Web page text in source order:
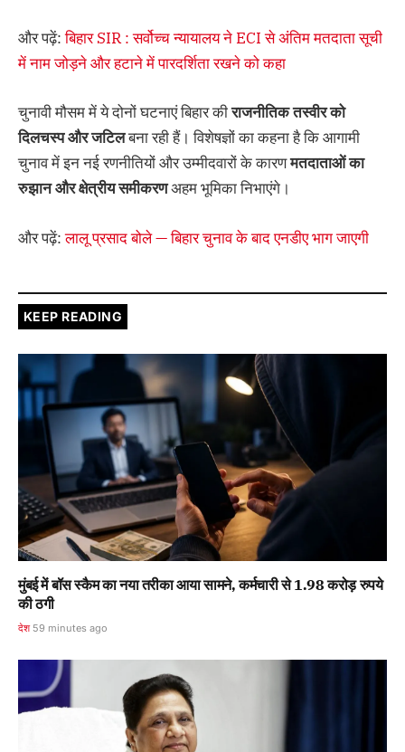
और पढ़ें:बिहार SIR : सर्वोच्च न्यायालय ने ECI से अंतिम मतदाता सूची
में नाम जोड़ने और हटाने में पारदर्शिता रखने को कहा
चुनावी मौसम में ये दोनों घटनाएं बिहार कीराजनीतिकतस्वीरको
दिलचस्पऔरजटिलबना रही हैं। विशेषज्ञों का कहना है कि आगामी
चुनाव में इन नई रणनीतियों और उम्मीदवारों के कारणमतदाताओंका
रुझानऔरक्षेत्रीयसमीकरणअहम भूमिका निभाएंगे।
और पढ़ें:लालू प्रसाद बोले — बिहार चुनाव के बाद एनडीए भाग जाएगी
KEEP READING
मुंबई में बॉस स्कैम का नया तरीका आया सामने, कर्मचारी से 1.98 करोड़ रुपये
की ठगी
देश 59 minutes ago